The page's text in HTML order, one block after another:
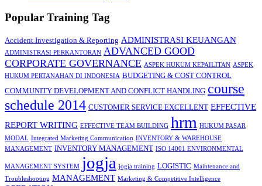
Popular Training Tag
Accident Investigation & Reporting ADMINISTRASI KEUANGAN
ADMINISTRASI PERKANTORAN ADVANCED GOOD
CORPORATE GOVERNANCE ASPEK HUKUM KEPAILITAN ASPEK
HUKUM PERTANAHAN DI INDONESIA BUDGETING & COST CONTROL
COMMUNITY DEVELOPMENT AND CONFLICT HANDLING course
schedule 2014 CUSTOMER SERVICE EXCELLENT EFFECTIVE
REPORT WRITING EFFECTIVE TEAM BUILDING hrm HUKUM PASAR
MODAL Integrated Marketing Communication INVENTORY & WAREHOUSE
MANAGEMENT INVENTORY MANAGEMENT ISO 14001 ENVIRONMENTAL
MANAGEMENT SYSTEM jogja jogja training LOGISTIC Maintenance and
Troubleshooting MANAGEMENT Marketing & Competitive Intelligence